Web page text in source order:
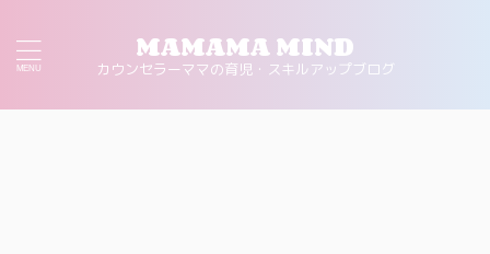
MAMAMA MIND
カウンセラーママの育児・スキルアップブログ